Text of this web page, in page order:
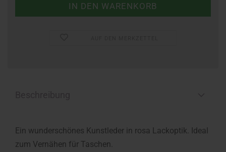
Ein wunderschönes Kunstleder in rosa Lackoptik. Ideal
zum Vernähen für Taschen.